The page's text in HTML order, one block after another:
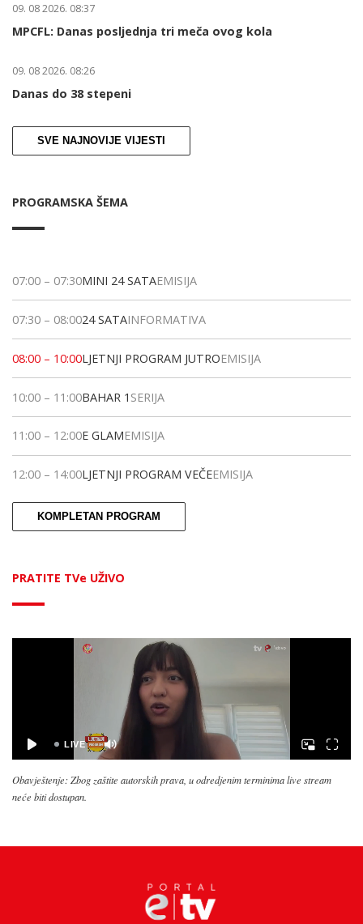
09. 08 2026. 08:37
MPCFL: Danas posljednja tri meča ovog kola
09. 08 2026. 08:26
Danas do 38 stepeni
SVE NAJNOVIJE VIJESTI
PROGRAMSKA ŠEMA
07:00 – 07:30MINI 24 SATAEMISIJA
07:30 – 08:0024 SATAINFORMATIVA
08:00 – 10:00LJETNJI PROGRAM JUTROEMISIJA
10:00 – 11:00BAHAR 1 SERIJA
11:00 – 12:00E GLAMEMISIJA
12:00 – 14:00LJETNJI PROGRAM VEČEEMISIJA
KOMPLETAN PROGRAM
PRATITE TVe UŽIVO
Obavještenje: Zbog zaštite autorskih prava, u odredjenim terminima live stream
neće biti dostupan.